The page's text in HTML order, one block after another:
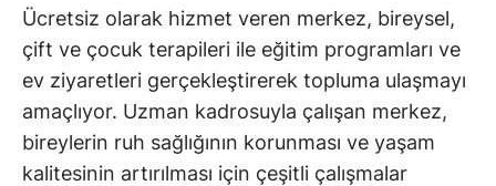
Ücretsiz olarak hizmet veren merkez, bireysel,
çift ve çocuk terapileri ile eğitim programları ve
ev ziyaretleri gerçekleştirerek topluma ulaşmayı
amaçlıyor. Uzman kadrosuyla çalışan merkez,
bireylerin ruh sağlığının korunması ve yaşam
kalitesinin artırılması için çeşitli çalışmalar